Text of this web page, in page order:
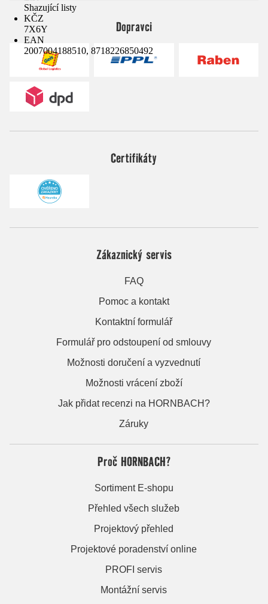
Shazující listy
KČZ
7X6Y
EAN
2007004188510, 8718226850492
Dopravci
Certifikáty
Zákaznický servis
FAQ
Pomoc a kontakt
Kontaktní formulář
Formulář pro odstoupení od smlouvy
Možnosti doručení a vyzvednutí
Možnosti vrácení zboží
Jak přidat recenzi na HORNBACH?
Záruky
Proč HORNBACH?
Sortiment E-shopu
Přehled všech služeb
Projektový přehled
Projektové poradenství online
PROFI servis
Montážní servis